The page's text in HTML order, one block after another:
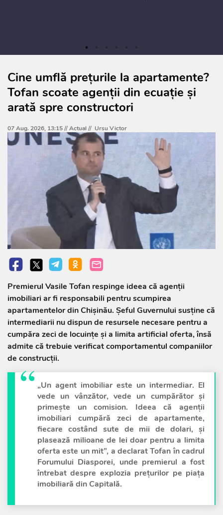
Cine umflă prețurile la apartamente?
Tofan scoate agenții din ecuație și
arată spre constructori
07 Aug. 2026, 13:15 //Actual// Ursu Victor
Premierul Vasile Tofan respinge ideea că agenții
imobiliari ar fi responsabili pentru scumpirea
apartamentelor din Chișinău. Șeful Guvernului susține că
intermediarii nu dispun de resursele necesare pentru a
cumpăra zeci de locuințe și a limita artificial oferta, însă
admite că trebuie verificat comportamentul companiilor
de construcții.
„Un agent imobiliar este un intermediar. El
vede un vânzător, vede un cumpărător și
primește un comision. Ideea că agenții
imobiliari cumpără zeci de apartamente,
fiecare costând sute de mii de dolari, și
plasează milioane de lei doar pentru a limita
oferta este un mit”, a declarat Tofan în cadrul
Forumului Diasporei, unde premierul a fost
întrebat despre explozia prețurilor pe piața
imobiliară din Capitală.